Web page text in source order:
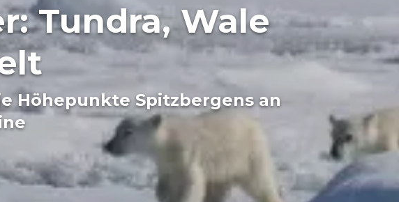
Tundra, Wale
Höhepunkte Spitzbergens an